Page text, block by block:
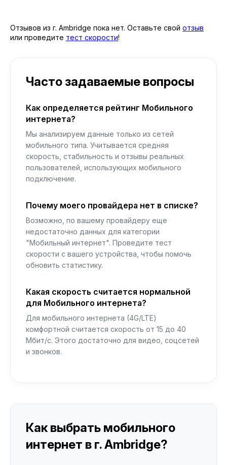
Отзывов из г. Ambridge пока нет. Оставьте свой отзыв
или проведите тест скорости!
Часто задаваемые вопросы
Как определяется рейтинг Мобильного
интернета?
Мы анализируем данные только из сетей
мобильного типа. Учитывается средняя
скорость, стабильность и отзывы реальных
пользователей, использующих мобильного
подключение.
Почему моего провайдера нет в списке?
Возможно, по вашему провайдеру еще
недостаточно данных для категории
"Мобильный интернет". Проведите тест
скорости с вашего устройства, чтобы помочь
обновить статистику.
Какая скорость считается нормальной
для Мобильного интернета?
Для мобильного интернета (4G/LTE)
комфортной считается скорость от 15 до 40
Мбит/с. Этого достаточно для видео, соцсетей
и звонков.
Как выбрать мобильного
интернет в г. Ambridge?